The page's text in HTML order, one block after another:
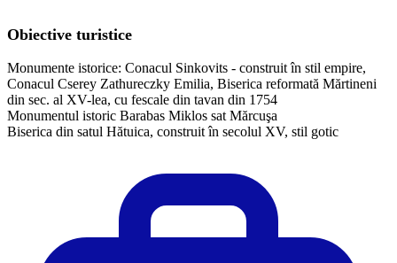
Obiective turistice
Monumente istorice: Conacul Sinkovits - construit în stil empire,
Conacul Cserey Zathureczky Emilia, Biserica reformată Mărtineni
din sec. al XV-lea, cu fescale din tavan din 1754
Monumentul istoric Barabas Miklos sat Mărcuşa
Biserica din satul Hătuica, construit în secolul XV, stil gotic